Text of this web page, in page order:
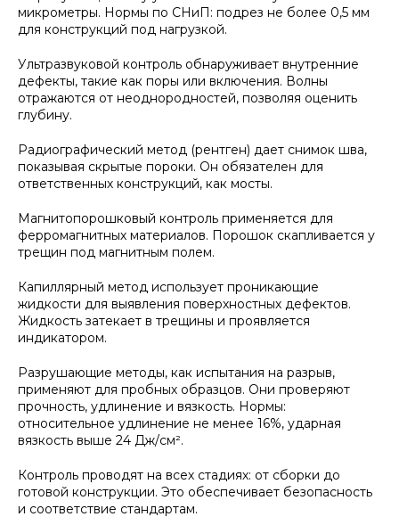
микрометры. Нормы по СНиП: подрез не более 0,5 мм
для конструкций под нагрузкой.
Ультразвуковой контроль обнаруживает внутренние
дефекты, такие как поры или включения. Волны
отражаются от неоднородностей, позволяя оценить
глубину.
Радиографический метод (рентген) дает снимок шва,
показывая скрытые пороки. Он обязателен для
ответственных конструкций, как мосты.
Магнитопорошковый контроль применяется для
ферромагнитных материалов. Порошок скапливается у
трещин под магнитным полем.
Капиллярный метод использует проникающие
жидкости для выявления поверхностных дефектов.
Жидкость затекает в трещины и проявляется
индикатором.
Разрушающие методы, как испытания на разрыв,
применяют для пробных образцов. Они проверяют
прочность, удлинение и вязкость. Нормы:
относительное удлинение не менее 16%, ударная
вязкость выше 24 Дж/см².
Контроль проводят на всех стадиях: от сборки до
готовой конструкции. Это обеспечивает безопасность
и соответствие стандартам.